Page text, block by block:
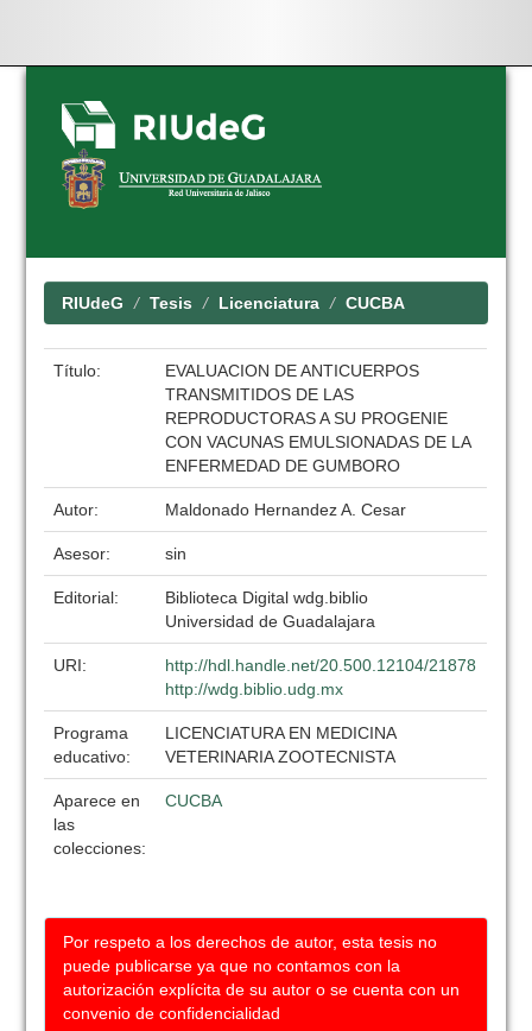
Skip
navigation
RIUdeG Tesis Licenciatura CUCBA
Título:
EVALUACION DE ANTICUERPOS
TRANSMITIDOS DE LAS
REPRODUCTORAS A SU PROGENIE
CON VACUNAS EMULSIONADAS DE LA
ENFERMEDAD DE GUMBORO
Autor: Maldonado Hernandez A. Cesar
Asesor: sin
Editorial:
Biblioteca Digital wdg.biblio
Universidad de Guadalajara
URI:
http://hdl.handle.net/20.500.12104/21878
http://wdg.biblio.udg.mx
Programa
educativo:
LICENCIATURA EN MEDICINA
VETERINARIA ZOOTECNISTA
Aparece en
las
colecciones:
CUCBA
Por respeto a los derechos de autor, esta tesis no
puede publicarse ya que no contamos con la
autorización explícita de su autor o se cuenta con un
convenio de confidencialidad